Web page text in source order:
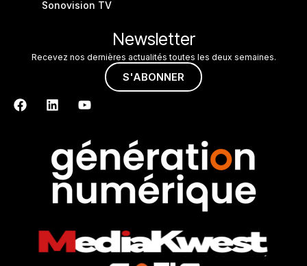
Sonovision TV
Newsletter
Recevez nos dernières actualités toutes les deux semaines.
S'ABONNER